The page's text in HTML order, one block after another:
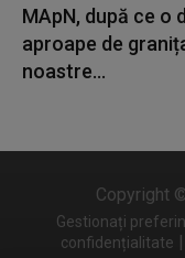
MApN, după ce o
aproape de
noastre...
Copyright
Gestionați
confidențialitate